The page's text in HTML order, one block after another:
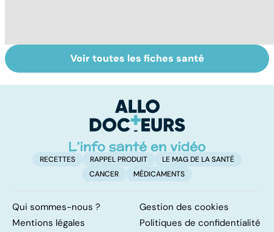
Post-partum : un
bouleversement
Placenta : un
organe
Voir toutes les fiches santé
RECETTES RAPPEL PRODUIT
LE MAG DE LA SANTÉ
CANCER
MÉDICAMENTS
Qui sommes-nous ?
Gestion des cookies
Mentions légales
Politiques de confidentialité